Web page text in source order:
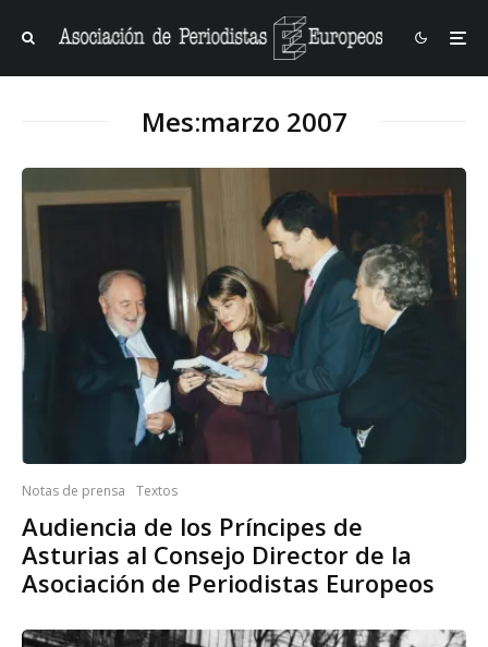
Mes:marzo 2007
Notas de prensa Textos
Audiencia de los Príncipes de
Asturias al Consejo Director de la
Asociación de Periodistas Europeos